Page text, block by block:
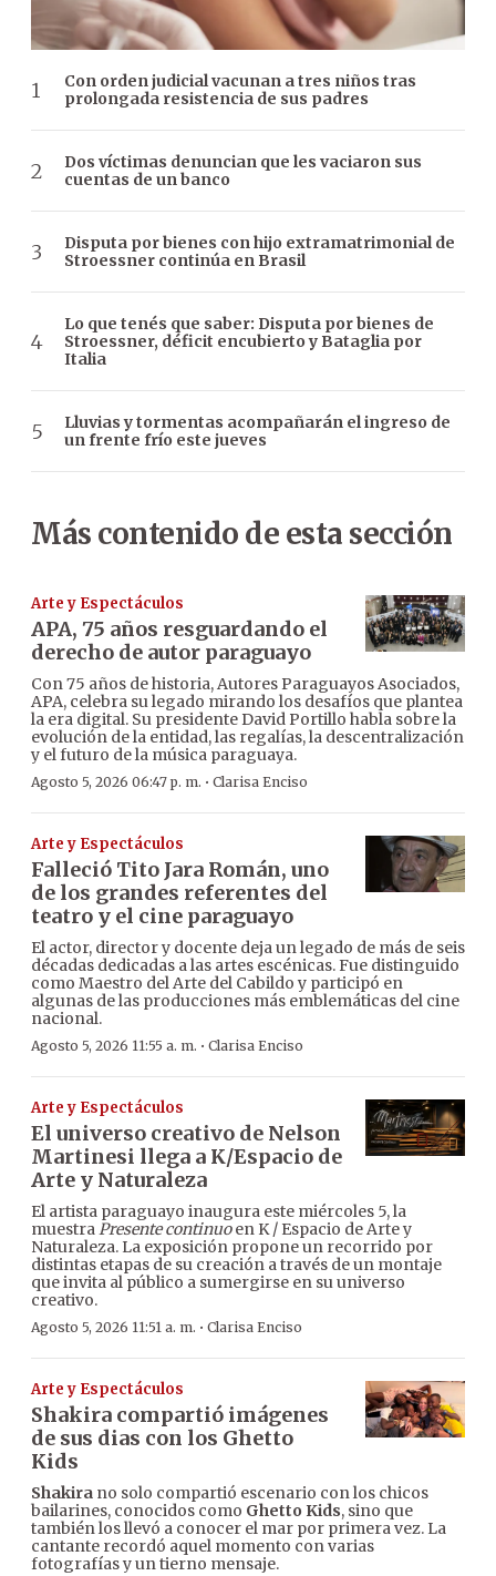
Con orden judicial vacunan a tres niños tras
prolongada resistencia de sus padres
Dos víctimas denuncian que les vaciaron sus
cuentas de un banco
Disputa por bienes con hijo extramatrimonial de
Stroessner continúa en Brasil
Lo que tenés que saber: Disputa por bienes de
Stroessner, déficit encubierto y Bataglia por
Italia
Lluvias y tormentas acompañarán el ingreso de
un frente frío este jueves
Más contenido de esta sección
Arte y Espectáculos
APA, 75 años resguardando el
derecho de autor paraguayo
Con 75 años de historia, Autores Paraguayos Asociados,
APA, celebra su legado mirando los desafíos que plantea
la era digital. Su presidente David Portillo habla sobre la
evolución de la entidad, las regalías, la descentralización
y el futuro de la música paraguaya.
Agosto 5, 2026 06:47 p. m. · Clarisa Enciso
Arte y Espectáculos
Falleció Tito Jara Román, uno
de los grandes referentes del
teatro y el cine paraguayo
El actor, director y docente deja un legado de más de seis
décadas dedicadas a las artes escénicas. Fue distinguido
como Maestro del Arte del Cabildo y participó en
algunas de las producciones más emblemáticas del cine
nacional.
Agosto 5, 2026 11:55 a. m. · Clarisa Enciso
Arte y Espectáculos
El universo creativo de Nelson
Martinesi llega a K/Espacio de
Arte y Naturaleza
El artista paraguayo inaugura este miércoles 5, la
muestraPresente continuoen K / Espacio de Arte y
Naturaleza. La exposición propone un recorrido por
distintas etapas de su creación a través de un montaje
que invita al público a sumergirse en su universo
creativo.
Agosto 5, 2026 11:51 a. m. · Clarisa Enciso
Arte y Espectáculos
Shakira compartió imágenes
de sus dias con los Ghetto
Kids
Shakira no solo compartió escenario con los chicos
bailarines, conocidos como Ghetto Kids, sino que
también los llevó a conocer el mar por primera vez. La
cantante recordó aquel momento con varias
fotografías y un tierno mensaje.